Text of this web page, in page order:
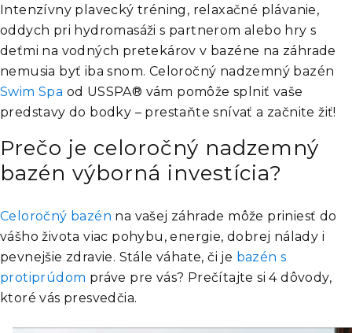
Intenzívny plavecký tréning, relaxačné plávanie,
oddych pri hydromasáži s partnerom alebo hry s
deťmi na vodných pretekárov v bazéne na záhrade
nemusia byť iba snom. Celoročný nadzemný bazén
Swim Spa od USSPA® vám pomôže splniť vaše
predstavy do bodky – prestaňte snívať a začnite žiť!
Prečo je celoročný nadzemný
bazén výborná investícia?
Celoročný bazén na vašej záhrade môže priniesť do
vášho života viac pohybu, energie, dobrej nálady i
pevnejšie zdravie. Stále váhate, či je bazén s
protiprúdom práve pre vás? Prečítajte si 4 dôvody,
ktoré vás presvedčia.